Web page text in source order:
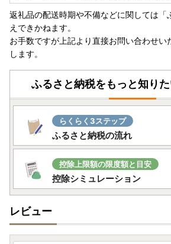
返礼品の配送時期や不備などに関しては「
えできかねます。
お手数ですが上記より直接お問い合わせい
します。
ふるさと納税をもっと知り
らくらく3ステップ
ふるさと納税の流れ
控除上限額の限度額と目安
控除シミュレーション
レビュー